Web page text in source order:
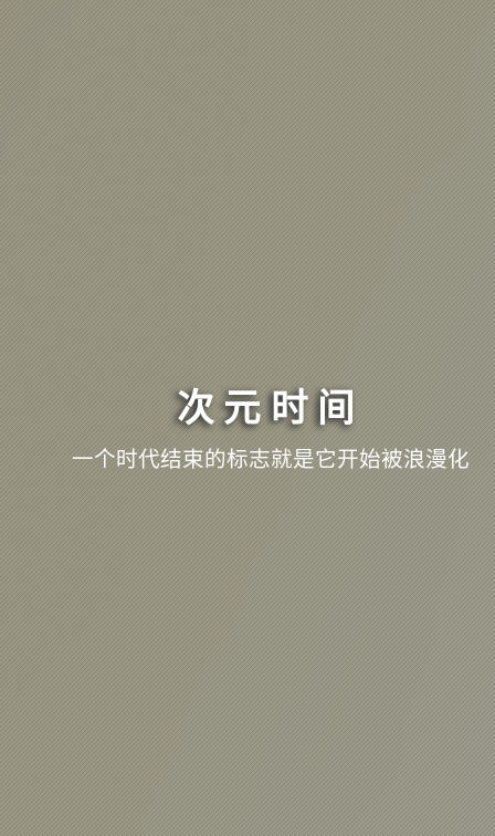
次元时间
一个时代结束的标